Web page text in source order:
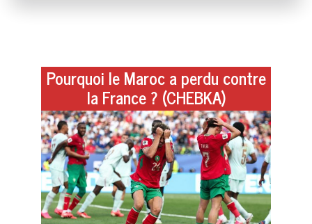
Pourquoi le Maroc a perdu contre
la France ? (CHEBKA)